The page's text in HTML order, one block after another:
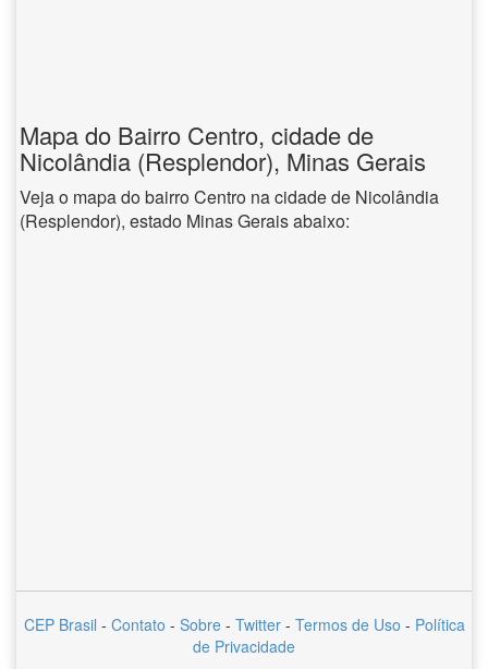
Mapa do Bairro Centro, cidade de
Nicolândia (Resplendor), Minas Gerais
Veja o mapa do bairro Centro na cidade de Nicolândia
(Resplendor), estado Minas Gerais abaixo:
CEP Brasil - Contato - Sobre - Twitter - Termos de Uso - Política
de Privacidade